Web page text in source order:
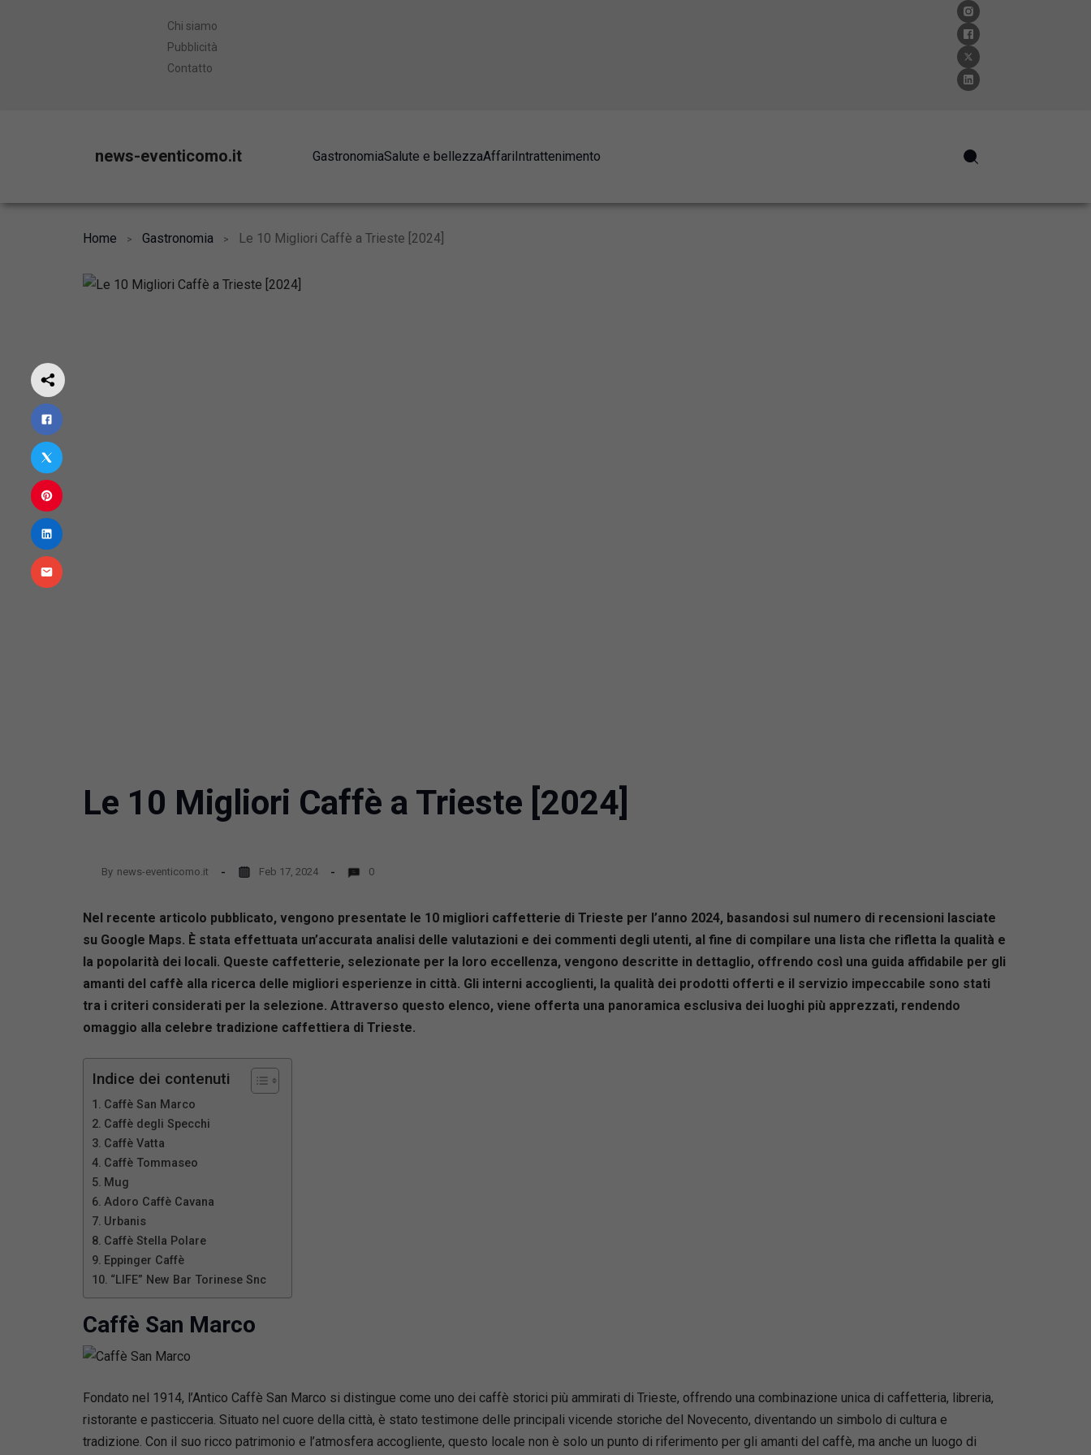
Chi siamo
Pubblicità
Contatto
news-eventicomo.it GastronomiaSalute e bellezzaAffari Intrattenimento
Home Gastronomia Le 10 Migliori Caffè a Trieste [2024]
Le 10 Migliori Caffè a Trieste [2024]
By news-eventicomo.it Feb 17, 2024 0
Nel recente articolo pubblicato, vengono presentate le 10 migliori caffetterie di Trieste per l’anno 2024, basandosi sul numero di recensioni lasciate
su Google Maps. È stata effettuata un’accurata analisi delle valutazioni e dei commenti degli utenti, al fine di compilare una lista che rifletta la qualità e
la popolarità dei locali. Queste caffetterie, selezionate per la loro eccellenza, vengono descritte in dettaglio, offrendo così una guida affidabile per gli
amanti del caffè alla ricerca delle migliori esperienze in città. Gli interni accoglienti, la qualità dei prodotti offerti e il servizio impeccabile sono stati
tra i criteri considerati per la selezione. Attraverso questo elenco, viene offerta una panoramica esclusiva dei luoghi più apprezzati, rendendo
omaggio alla celebre tradizione caffettiera di Trieste.
Indice dei contenuti
Caffè San Marco
Caffè degli Specchi
Caffè Vatta
Caffè Tommaseo
Mug
Adoro Caffè Cavana
Urbanis
Caffè Stella Polare
Eppinger Caffè
“LIFE” New Bar Torinese Snc
Caffè San Marco
Fondato nel 1914, l’Antico Caffè San Marco si distingue come uno dei caffè storici più ammirati di Trieste, offrendo una combinazione unica di caffetteria, libreria,
ristorante e pasticceria. Situato nel cuore della città, è stato testimone delle principali vicende storiche del Novecento, diventando un simbolo di cultura e
tradizione. Con il suo ricco patrimonio e l’atmosfera accogliente, questo locale non è solo un punto di riferimento per gli amanti del caffè, ma anche un luogo di